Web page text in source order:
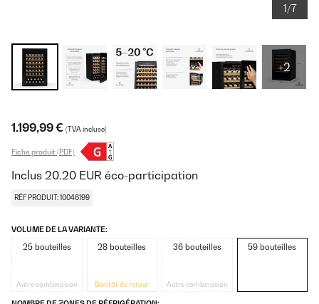
1/7
+2
1.199,99 € (TVA incluse)
Fiche produit (PDF)
Inclus 20.20 EUR éco-participation
RÉF PRODUIT: 10046199
VOLUME DE LA VARIANTE:
25 bouteilles
Autre combinaison
28 bouteilles
Bientôt de retour
36 bouteilles
Autre combinaison
59 bouteilles